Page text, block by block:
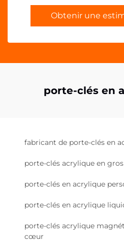
Obtenir une
porte-clés en
fabricant de porte-clés en
porte-clés acrylique en gros
porte-clés en acrylique
porte-clés en acrylique
porte-clés acrylique
cœur